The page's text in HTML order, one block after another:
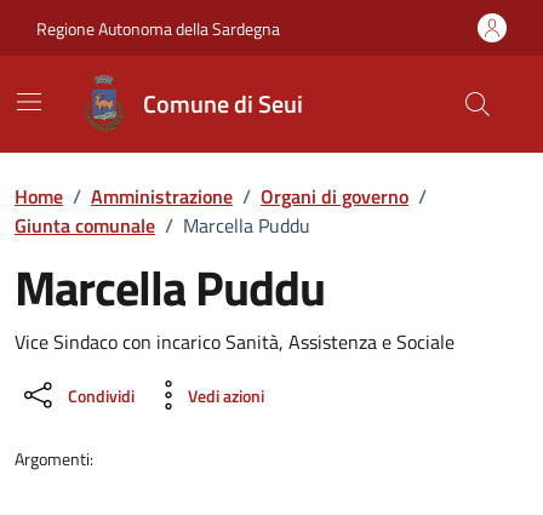
Regione Autonoma della Sardegna
Comune di Seui
Home / Amministrazione / Organi di governo /
Giunta comunale / Marcella Puddu
Marcella Puddu
Dettaglio della persona
Vice Sindaco con incarico Sanità, Assistenza e Sociale
Condividi Vedi azioni
Argomenti: